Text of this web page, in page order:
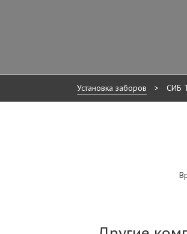
Установка заборов > СИБ